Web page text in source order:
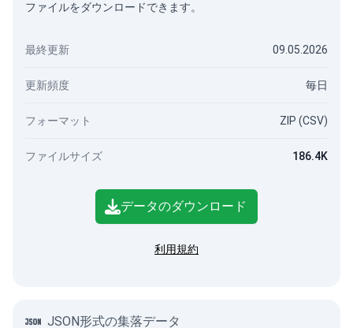
ファイルをダウンロードできます。
最終更新 09.05.2026
更新頻度 毎日
フォーマット ZIP (CSV)
ファイルサイズ 186.4K
データのダウンロード
利用規約
JSON形式の集落データ